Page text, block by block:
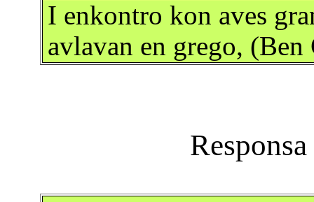
I enkontro kon aves
avlavan en grego,